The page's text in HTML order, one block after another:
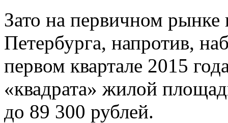
Зато на первичном
Петербурга, напротив,
первом квартале 2015
«квадрата» жилой
до 89 300 рублей.